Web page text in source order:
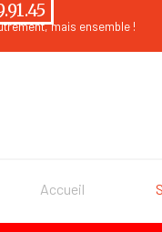
mais ensemble !
Accueil